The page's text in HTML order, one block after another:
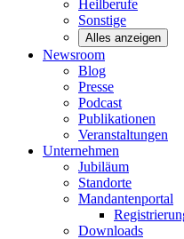
Heilberufe
Sonstige
Alles anzeigen
Newsroom
Blog
Presse
Podcast
Publikationen
Veranstaltungen
Unternehmen
Jubiläum
Standorte
Mandantenportal
Downloads